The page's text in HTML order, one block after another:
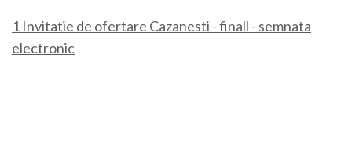
1 Invitatie de ofertare Cazanesti - finall - semnata
electronic